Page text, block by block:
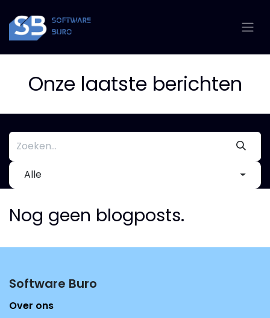
Onze laatste berichten
Alle
Nog geen blogposts.
Software Buro​
Over ons